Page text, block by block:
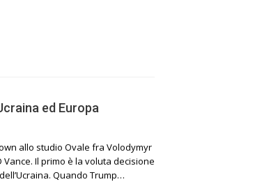
ed Europa
allo studio Ovale fra Volodymyr
Il primo è la voluta decisione
Quando Trump…